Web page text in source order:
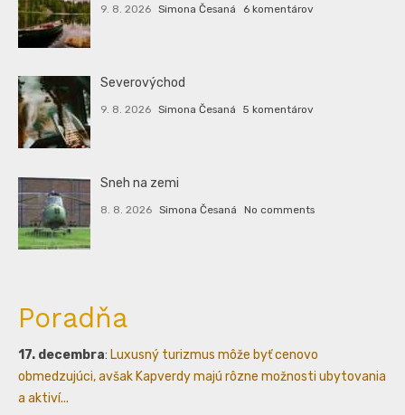
9. 8. 2026 Simona Česaná 6 komentárov
Severovýchod
9. 8. 2026 Simona Česaná 5 komentárov
Sneh na zemi
8. 8. 2026 Simona Česaná No comments
Poradňa
17. decembra: Luxusný turizmus môže byť cenovo
obmedzujúci, avšak Kapverdy majú rôzne možnosti ubytovania
a aktiví...